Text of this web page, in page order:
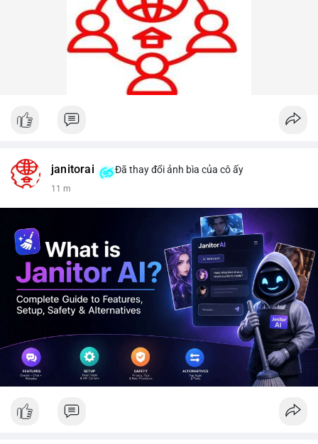
janitorai Đã thay đổi ảnh bìa của cô ấy
11 m